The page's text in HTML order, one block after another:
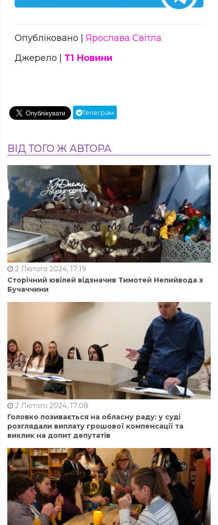
Опубліковано | Ярослава Світла
Джерело | Т1 Новини
Телеграм
ВІД ТОГО Ж АВТОРА
2 Лютого 2024, 17:19
Сторічний ювілей відзначив Тимотей Непийвода з
Бучаччини
2 Лютого 2024, 17:08
Головко позивається на обласну раду: у суді
розглядали виплату грошової компенсації та
виклик на допит депутатів